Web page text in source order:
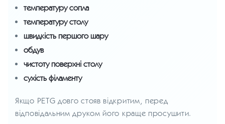
температуру сопла
температуру столу
швидкість першого шару
обдув
чистоту поверхні столу
сухість філаменту
Якщо PETG довго стояв відкритим, перед
відповідальним друком його краще просушити.